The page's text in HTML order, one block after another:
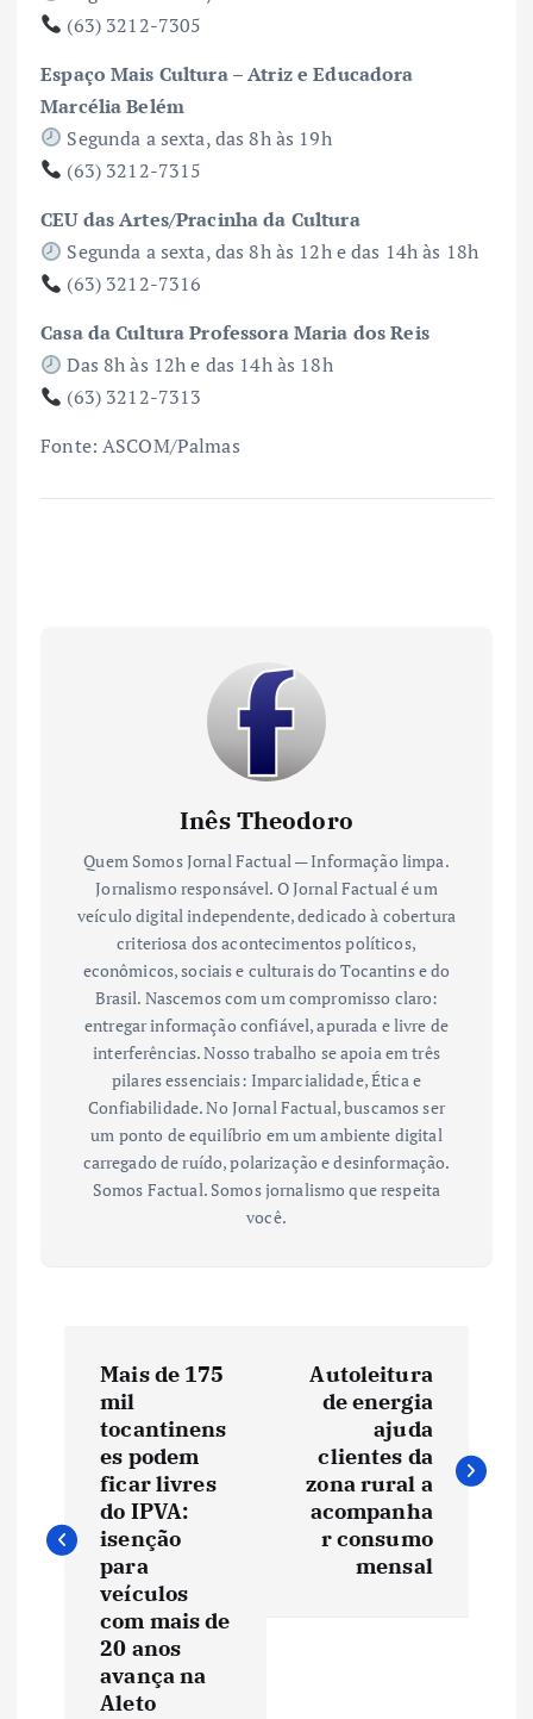
(63) 3212-7305
Espaço Mais Cultura – Atriz e Educadora
Marcélia Belém
Segunda a sexta, das 8h às 19h
(63) 3212-7315
CEU das Artes/Pracinha da Cultura
Segunda a sexta, das 8h às 12h e das 14h às 18h
(63) 3212-7316
Casa da Cultura Professora Maria dos Reis
Das 8h às 12h e das 14h às 18h
(63) 3212-7313
Fonte: ASCOM/Palmas
Inês Theodoro
Quem Somos Jornal Factual — Informação limpa.
Jornalismo responsável. O Jornal Factual é um
veículo digital independente, dedicado à cobertura
criteriosa dos acontecimentos políticos,
econômicos, sociais e culturais do Tocantins e do
Brasil. Nascemos com um compromisso claro:
entregar informação confiável, apurada e livre de
interferências. Nosso trabalho se apoia em três
pilares essenciais: Imparcialidade, Ética e
Confiabilidade. No Jornal Factual, buscamos ser
um ponto de equilíbrio em um ambiente digital
carregado de ruído, polarização e desinformação.
Somos Factual. Somos jornalismo que respeita
você.
e
Mais de 175
mil
tocantinens
es podem
ficar livres
do IPVA:
isenção
para
veículos
com mais de
20 anos
avança na
Aleto
Autoleitura
de energia
ajuda
clientes da
zona rural a
acompanha
r consumo
mensal